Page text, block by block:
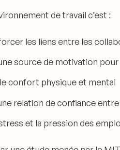
de travail c’est :
les liens entre les
source de motivation pour
confort physique et mental
relation de confianceentre
et la pression des